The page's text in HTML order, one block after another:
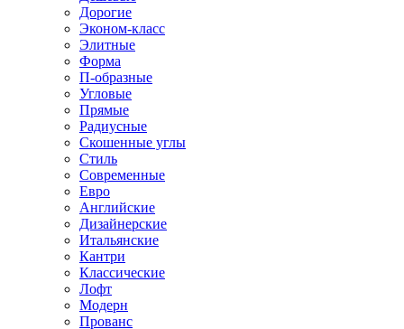
Дорогие
Эконом-класс
Элитные
Форма
П-образные
Угловые
Прямые
Радиусные
Скошенные углы
Стиль
Современные
Евро
Английские
Дизайнерские
Итальянские
Кантри
Классические
Лофт
Модерн
Прованс